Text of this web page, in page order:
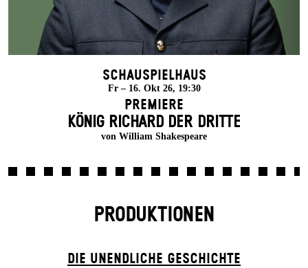
Schauspielhaus
Fr – 16. Okt 26, 19:30
Premiere
KÖNIG RICHARD DER DRITTE
von William Shakespeare
PRODUKTIONEN
DIE UN­ENDLICHE GESCHICHTE